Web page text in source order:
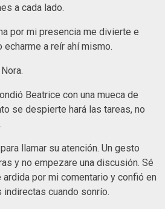
a cada lado.
por mi presencia me divierte e
echarme a reír ahí mismo.
Beatrice con una mueca de
se despierte hará las tareas, no
llamar su atención. Un gesto
y no empezare una discusión. Sé
por mi comentario y confió en
cuando sonrío.